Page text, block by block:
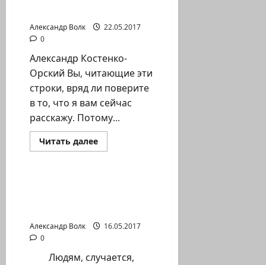
Александр Волк
22.05.2017
0
Александр Костенко-
Орский Вы, читающие эти
строки, вряд ли поверите
в то, что я вам сейчас
расскажу. Потому...
Читать далееПрочитать
больше
Литературная гостиная
Александр Волк
16.05.2017
0
Людям, случается,